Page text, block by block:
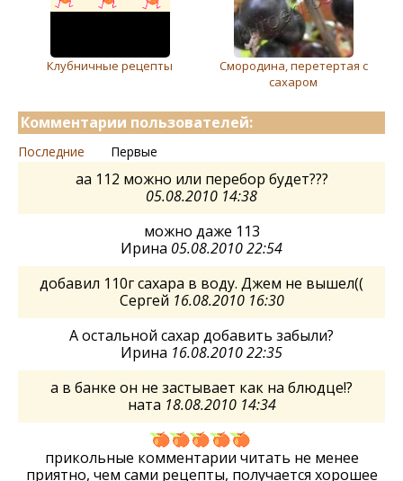
Клубничные рецепты
Смородина, перетертая с
сахаром
Комментарии пользователей:
Последние Первые
аа 112 можно или перебор будет???
05.08.2010 14:38
можно даже 113
Ирина 05.08.2010 22:54
добавил 110г сахара в воду. Джем не вышел((
Сергей 16.08.2010 16:30
А остальной сахар добавить забыли?
Ирина 16.08.2010 22:35
а в банке он не застывает как на блюдце!?
ната 18.08.2010 14:34
прикольные комментарии читать не менее
приятно, чем сами рецепты, получается хорошее